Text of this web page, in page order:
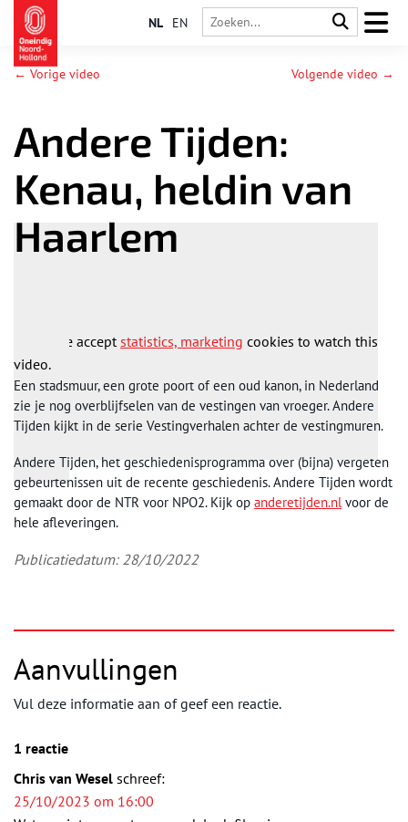
NL EN
← Vorige video Volgende video →
Andere Tijden:
Kenau, heldin van
Haarlem
Please acceptstatistics, marketing cookies to watch this
video.
Een stadsmuur, een grote poort of een oud kanon, in Nederland
zie je nog overblijfselen van de vestingen van vroeger. Andere
Tijden kijkt in de serie Vestingverhalen achter de vestingmuren.
Andere Tijden, het geschiedenisprogramma over (bijna) vergeten
gebeurtenissen uit de recente geschiedenis. Andere Tijden wordt
gemaakt door de NTR voor NPO2. Kijk op anderetijden.nlvoor de
hele afleveringen.
Publicatiedatum: 28/10/2022
Aanvullingen
Vul deze informatie aan of geef een reactie.
1 reactie
Chris van Wesel schreef:
25/10/2023 om 16:00